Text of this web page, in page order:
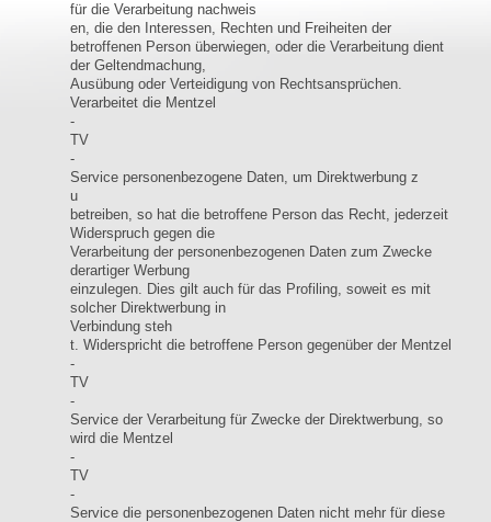
für die Verarbeitung nachweis
en, die den Interessen, Rechten und Freiheiten der
betroffenen Person überwiegen, oder die Verarbeitung dient
der Geltendmachung,
Ausübung oder Verteidigung von Rechtsansprüchen.
Verarbeitet die Mentzel
-
TV
-
Service personenbezogene Daten, um Direktwerbung z
u
betreiben, so hat die betroffene Person das Recht, jederzeit
Widerspruch gegen die
Verarbeitung der personenbezogenen Daten zum Zwecke
derartiger Werbung
einzulegen. Dies gilt auch für das Profiling, soweit es mit
solcher Direktwerbung in
Verbindung steh
t. Widerspricht die betroffene Person gegenüber der Mentzel
-
TV
-
Service der Verarbeitung für Zwecke der Direktwerbung, so
wird die Mentzel
-
TV
-
Service die personenbezogenen Daten nicht mehr für diese